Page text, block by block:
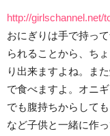
http://girlschannel.net/
おにぎりは手で持っ
られることから、ち
り出来ますよね。ま
で食べますよ。オニ
でも腹持ちからして
など子供と一緒に作